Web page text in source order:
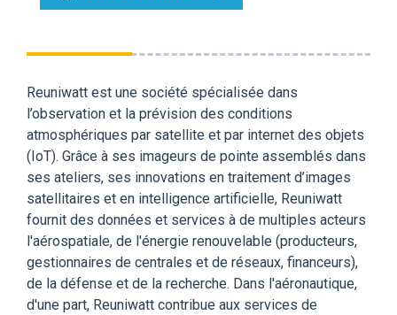
Reuniwatt est une société spécialisée dans
l’observation et la prévision des conditions
atmosphériques par satellite et par internet des objets
(IoT). Grâce à ses imageurs de pointe assemblés dans
ses ateliers, ses innovations en traitement d’images
satellitaires et en intelligence artificielle, Reuniwatt
fournit des données et services à de multiples acteurs
l'aérospatiale, de l'énergie renouvelable (producteurs,
gestionnaires de centrales et de réseaux, financeurs),
de la défense et de la recherche. Dans l'aéronautique,
d'une part, Reuniwatt contribue aux services de